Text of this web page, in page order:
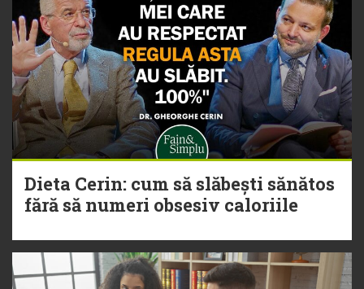
Dieta Cerin: cum să slăbești sănătos
fără să numeri obsesiv caloriile